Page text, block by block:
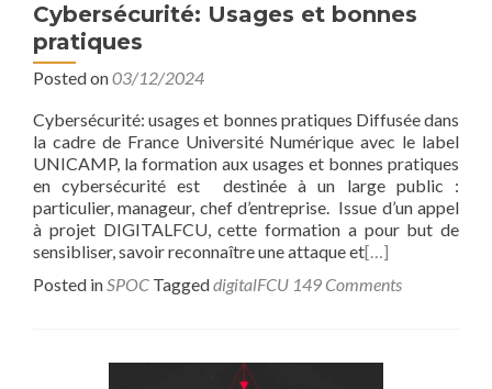
Cybersécurité: Usages et bonnes
pratiques
Posted on03/12/2024
Cybersécurité: usages et bonnes pratiques Diffusée dans
la cadre de France Université Numérique avec le label
UNICAMP, la formation aux usages et bonnes pratiques
en cybersécurité est destinée à un large public :
particulier, manageur, chef d’entreprise. Issue d’un appel
à projet DIGITALFCU, cette formation a pour but de
sensibliser, savoir reconnaître une attaque et[…]
Posted inSPOC TaggeddigitalFCU 149 Comments